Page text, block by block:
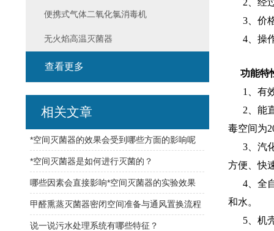
2、经过
3、价格
4、操作
功能特
1、有效
2、能直
毒空间为
3、汽化
方便、快
4、全自
和水。
5、机壳
便携式气体二氧化氯消毒机
无火焰高温灭菌器
查看更多
相关文章
*空间灭菌器的效果会受到哪些方面的影响呢
*空间灭菌器是如何进行灭菌的？
哪些因素会直接影响*空间灭菌器的实验效果
甲醛熏蒸灭菌器密闭空间准备与通风置换流程
说一说污水处理系统有哪些特征？